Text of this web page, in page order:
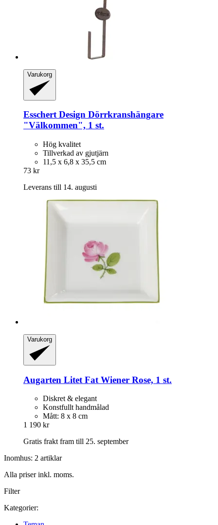
Varukorg
Esschert Design Dörrkranshängare
"Välkommen", 1 st.
Hög kvalitet
Tillverkad av gjutjärn
11,5 x 6,8 x 35,5 cm
73 kr
Leverans till 14. augusti
Varukorg
Augarten Litet Fat Wiener Rose, 1 st.
Diskret & elegant
Konstfullt handmålad
Mått: 8 x 8 cm
1 190 kr
Gratis frakt fram till 25. september
Inomhus: 2 artiklar
Alla priser inkl. moms.
Filter
Kategorier: